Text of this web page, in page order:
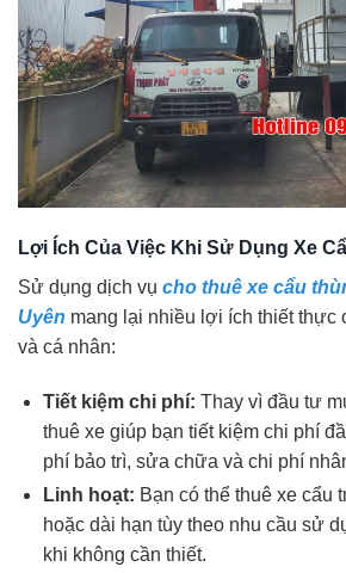
Lợi Ích Của Việc Khi Sử Dụng Xe
Sử dụng dịch vụ cho thuê xe cẩu
Uyên mang lại nhiều lợi ích thiết thực
và cá nhân:
Tiết kiệm chi phí: Thay vì đầu tư
thuê xe giúp bạn tiết kiệm chi phí
phí bảo trì, sửa chữa và chi phí
Linh hoạt: Bạn có thể thuê xe cẩu
hoặc dài hạn tùy theo nhu cầu sử
khi không cần thiết.